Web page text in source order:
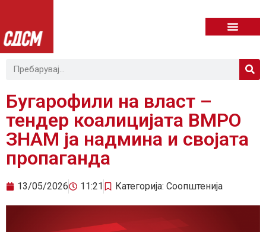
Бугарофили на власт –
тендер коалицијата ВМРО
ЗНАМ ја надмина и својата
пропаганда
13/05/2026 11:21 Категорија: Соопштенија